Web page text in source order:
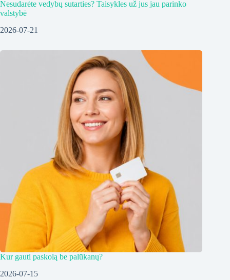
Nesudarėte vedybų sutarties? Taisykles už jus jau parinko
valstybė
2026-07-21
Kur gauti paskolą be palūkanų?
2026-07-15